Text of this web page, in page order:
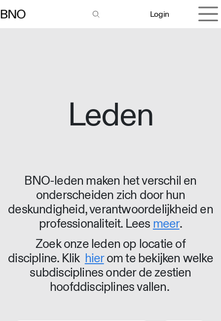
Login
Leden
BNO-leden maken het verschil en
onderscheiden zich door hun
deskundigheid, verantwoordelijkheid en
professionaliteit. Lees meer.
Zoek onze leden op locatie of
discipline. Klik hierom te bekijken welke
subdisciplines onder de zestien
hoofddisciplines vallen.